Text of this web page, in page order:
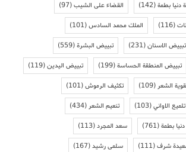
دنيا بطمة(142) القضاء على الشيب(97)
(116) الملك محمد السادس(101)
تبييض الاسنان(231) تبييض البشرة(559)
تبييض المنطقة الحساسة(199) تبييض اليدين(119)
الشعر(109) تكثيف الرموش(101)
تلميع الاواني(103) تنعيم الشعر(434)
دنيا بطمة(761) سعد المجرد(113)
شرف(111) سلمى رشيد(167)